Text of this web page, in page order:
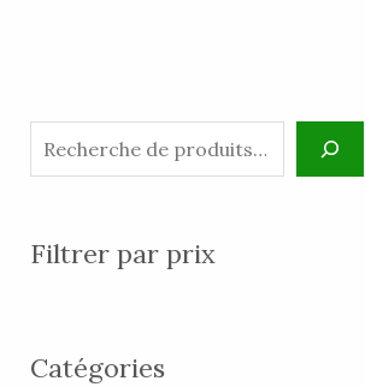
Filtrer par prix
Catégories